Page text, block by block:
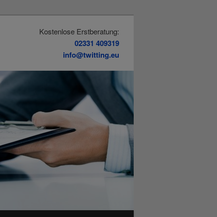
Kostenlose Erstberatung:
02331 409319
info@twitting.eu